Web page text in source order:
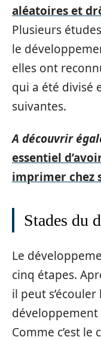
aléatoires et
Plusieurs
le
elles ont
qui a été divisé
suivantes.
A découvrir
essentiel
imprimer chez
Stades du
Le
cinq étapes.
il peut
développement
Comme c’est